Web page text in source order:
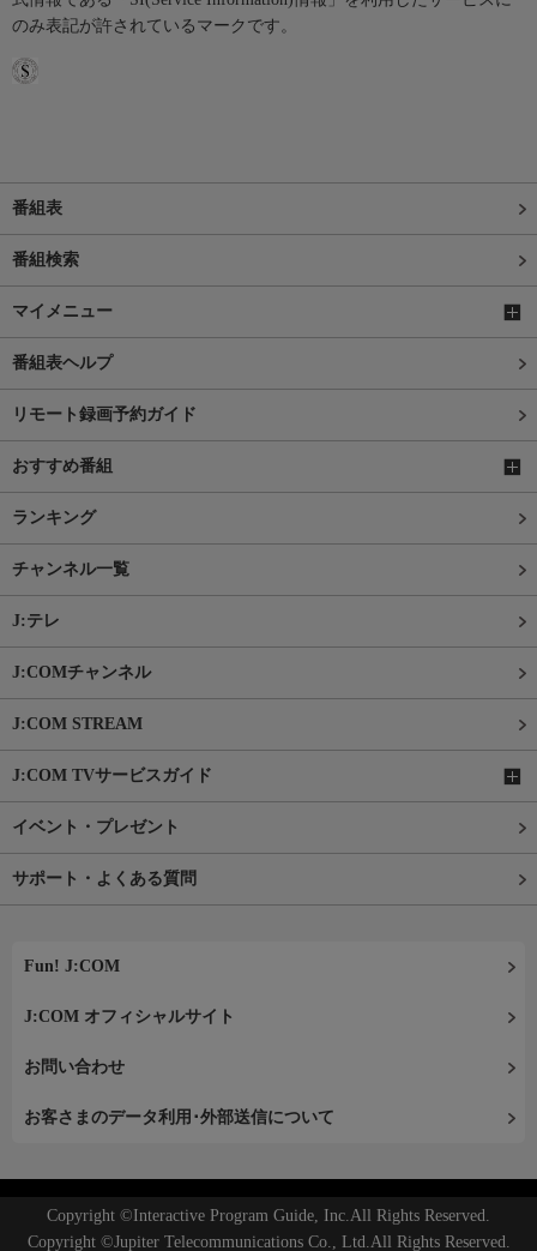
のみ表記が許されているマークです。
番組表
番組検索
マイメニュー
番組表ヘルプ
リモート録画予約ガイド
おすすめ番組
ランキング
チャンネル一覧
J:テレ
J:COMチャンネル
J:COM STREAM
J:COM TVサービスガイド
イベント・プレゼント
サポート・よくある質問
Fun! J:COM
J:COM オフィシャルサイト
お問い合わせ
お客さまのデータ利用･外部送信について
Copyright ©Interactive Program Guide, Inc.All Rights Reserved.
Copyright ©Jupiter Telecommunications Co., Ltd.All Rights Reserved.